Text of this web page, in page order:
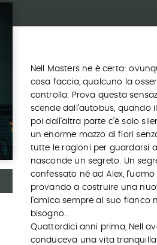
Nell Masters ne è certa:
cosa faccia, qualcuno la
controlla. Prova questa
scende dall’autobus, quando
poi dall’altra parte c’è solo
un enorme mazzo di fiori
tutte le ragioni per guardarsi
nasconde un segreto. Un
confessato né ad Alex,
provando a costruire una
l’amica sempre al suo fianco
bisogno…
Quattordici anni prima, Nell
conduceva una vita